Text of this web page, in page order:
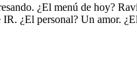
¿El menú de hoy?
¿El personal? Un amor.